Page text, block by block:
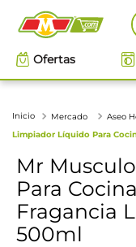
Ofertas
Mercado Aseo
Limpiador Líquido Para
Mr
Para
Fragancia
500ml